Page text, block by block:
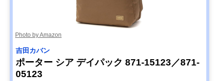
Photo by Amazon
吉田カバン
ポーター シア デイパック 871-15123／871-
05123